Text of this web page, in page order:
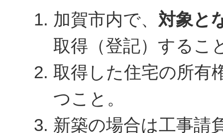
加賀市内で、 対象と
取得（登記）するこ
取得した住宅の所有
つこと。
新築の場合は工事請